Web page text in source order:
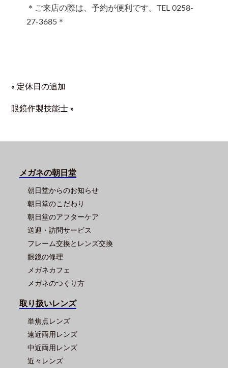
＊ご来店の際は、予約が便利です。TEL 0258-
27-3685＊
« 定休日の追加
眼鏡作製技能士 »
メガネの朝日堂
朝日堂からのお知らせ
朝日堂のこだわり
朝日堂のアフターケア
送迎・訪問サービス
フレーム交換とレンズ交換
眼鏡の修理
メガネカフェ
メガネのつくり方
取り扱いレンズ
単焦点レンズ
遠近両用レンズ
中近両用レンズ
近々レンズ